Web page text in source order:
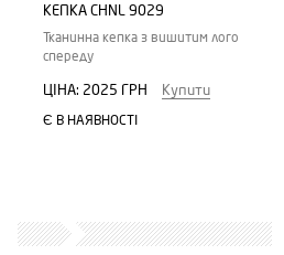
КЕПКА CHNL 9029
Тканинна кепка з вишитим лого
спереду
ЦІНА: 2025 ГРН Купити
Є В НАЯВНОСТІ